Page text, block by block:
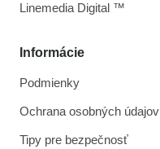
Informácie
Podmienky
Ochrana osobných údajov
Tipy pre bezpečnosť
Linemedia Digital ™